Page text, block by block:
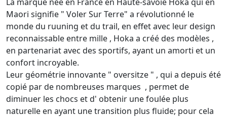
Maori signifie " Voler Sur Terre" a révolutionné le
monde du ruuning et du trail, en effet avec leur design
reconnaissable entre mille , Hoka a créé des modèles ,
en partenariat avec des sportifs, ayant un amorti et un
confort incroyable.
Leur géométrie innovante " oversitze " , qui a depuis été
copié par de nombreuses marques , permet de
diminuer les chocs et d' obtenir une foulée plus
naturelle en ayant une transition plus fluide; pour cela